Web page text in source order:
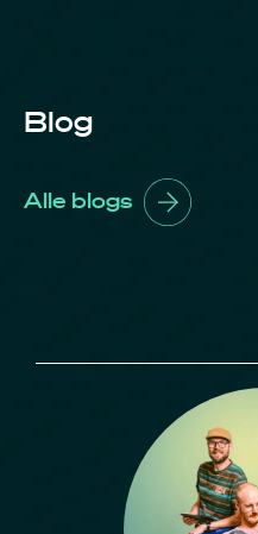
Blog
Alle blogs